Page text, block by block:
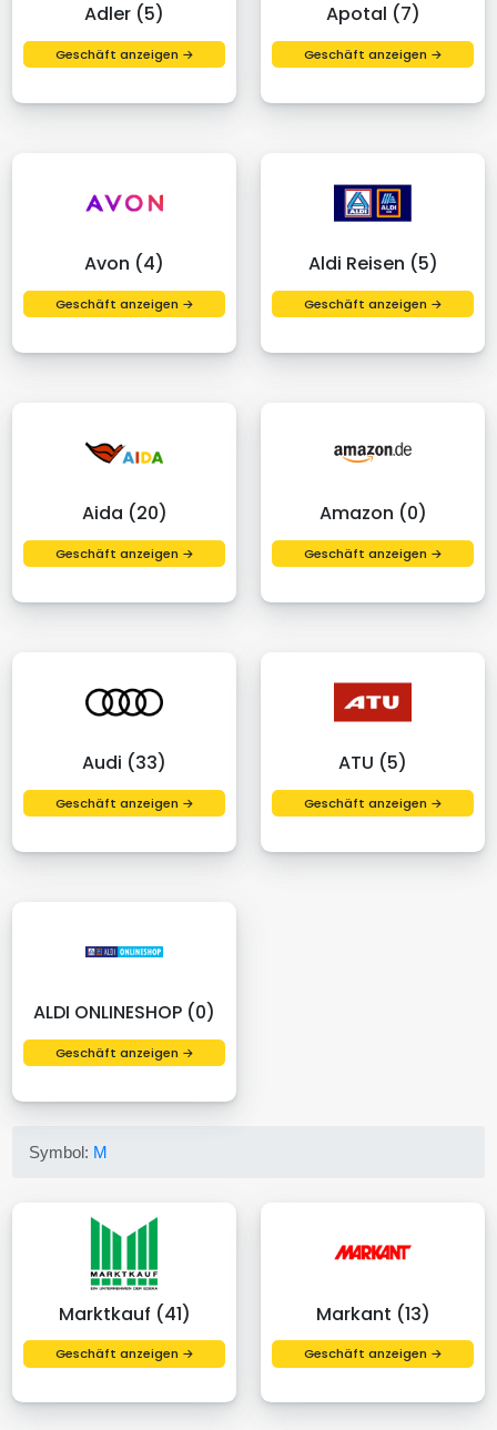
Adler (5)
Geschäft anzeigen →
Apotal (7)
Geschäft anzeigen →
Avon (4)
Geschäft anzeigen →
Aldi Reisen (5)
Geschäft anzeigen →
Aida (20)
Geschäft anzeigen →
Amazon (0)
Geschäft anzeigen →
Audi (33)
Geschäft anzeigen →
ATU (5)
Geschäft anzeigen →
ALDI ONLINESHOP (0)
Geschäft anzeigen →
Symbol: M
Marktkauf (41)
Geschäft anzeigen →
Markant (13)
Geschäft anzeigen →